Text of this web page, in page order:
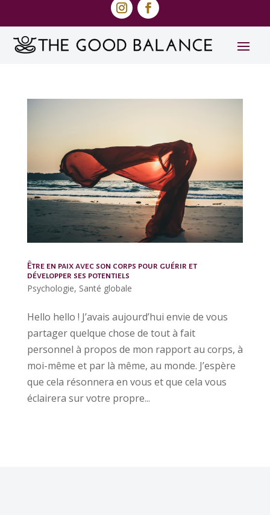
Être en paix avec son corps pour guérir et
développer ses potentiels
Psychologie, Santé globale
Hello hello ! J’avais aujourd’hui envie de vous
partager quelque chose de tout à fait
personnel à propos de mon rapport au corps, à
moi-même et par là même, au monde. J’espère
que cela résonnera en vous et que cela vous
éclairera sur votre propre...